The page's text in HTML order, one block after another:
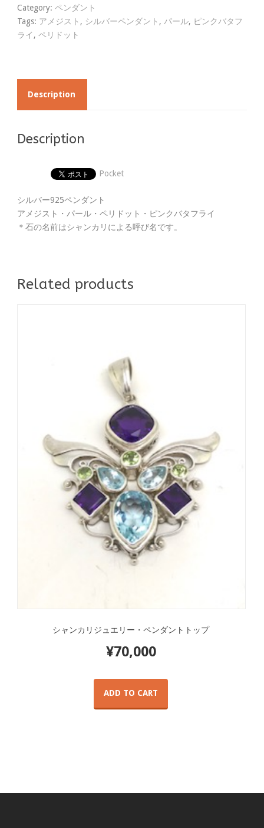
Category: ペンダント
Tags: アメジスト , シルバーペンダント , パール, ピンクバタフ
ライ, ペリドット
Description
Description
Pocket
シルバー925ペンダント
アメジスト・パール・ペリドット・ピンクバタフライ
＊石の名前はシャンカリによる呼び名です。
Related products
シャンカリジュエリー・ペンダントトップ
¥70,000
ADD TO CART